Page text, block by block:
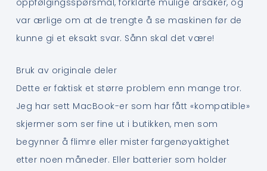
var ærlige om at de trengte å se maskinen før de
kunne gi et eksakt svar. Sånn skal det være!
Bruk av originale deler
Dette er faktisk et større problem enn mange tror.
Jeg har sett MacBook-er som har fått «kompatible»
skjermer som ser fine ut i butikken, men som
begynner å flimre eller mister fargenøyaktighet
etter noen måneder. Eller batterier som holder